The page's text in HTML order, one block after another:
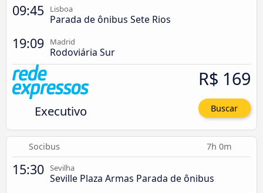
09:45 Lisboa
Parada de ônibus Sete Rios
19:09 Madrid
Rodoviária Sur
Executivo
R$ 169
Buscar
Socibus 7h 0m
15:30 Sevilha
Seville Plaza Armas Parada de ônibus